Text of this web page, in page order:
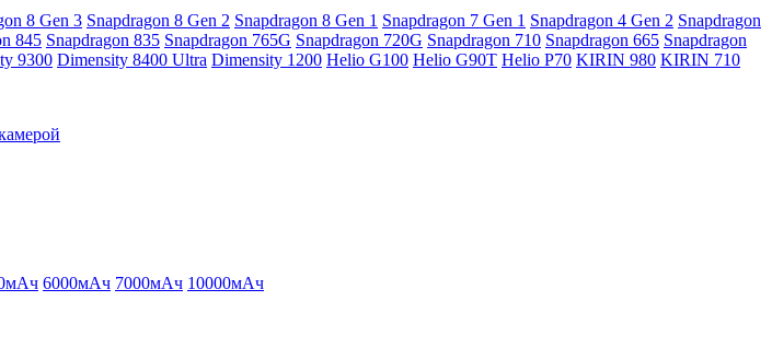
8 Gen 3 Snapdragon 8 Gen 2 Snapdragon 8 Gen 1 Snapdragon 7 Gen 1 Snapdragon 4 Gen 2 Snapdragon
845 Snapdragon 835 Snapdragon 765G Snapdragon 720G Snapdragon 710 Snapdragon 665 Snapdragon
9300 Dimensity 8400 Ultra Dimensity 1200 Helio G100 Helio G90T Helio P70 KIRIN 980 KIRIN 710
6000мАч 7000мАч 10000мАч